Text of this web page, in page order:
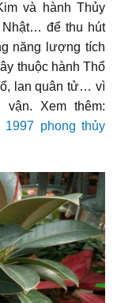
và hành Thủy
Nhật… để thu hút
năng lượng tích
thuộc hành Thổ
lan quân tử… vì
Xem thêm:
phong thủy